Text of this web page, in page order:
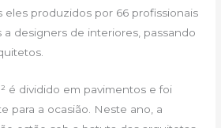
eles produzidos por 66 profissionais
a designers de interiores, passando
é dividido em pavimentos e foi
para a ocasião. Neste ano, a